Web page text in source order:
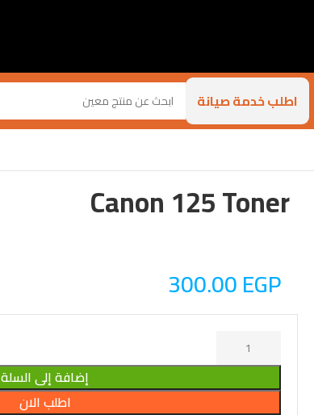
اطلب خدمة صيانة
Canon 125 Toner
300.00EGP
إضافة إلى السلة
اطلب الان